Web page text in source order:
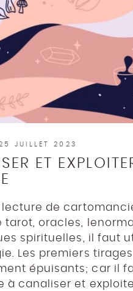
JUILLET 2023
ET
lecture de
tarot, oracles,
spirituelles, il faut
Les premiers
épuisants; car il
à canaliser et